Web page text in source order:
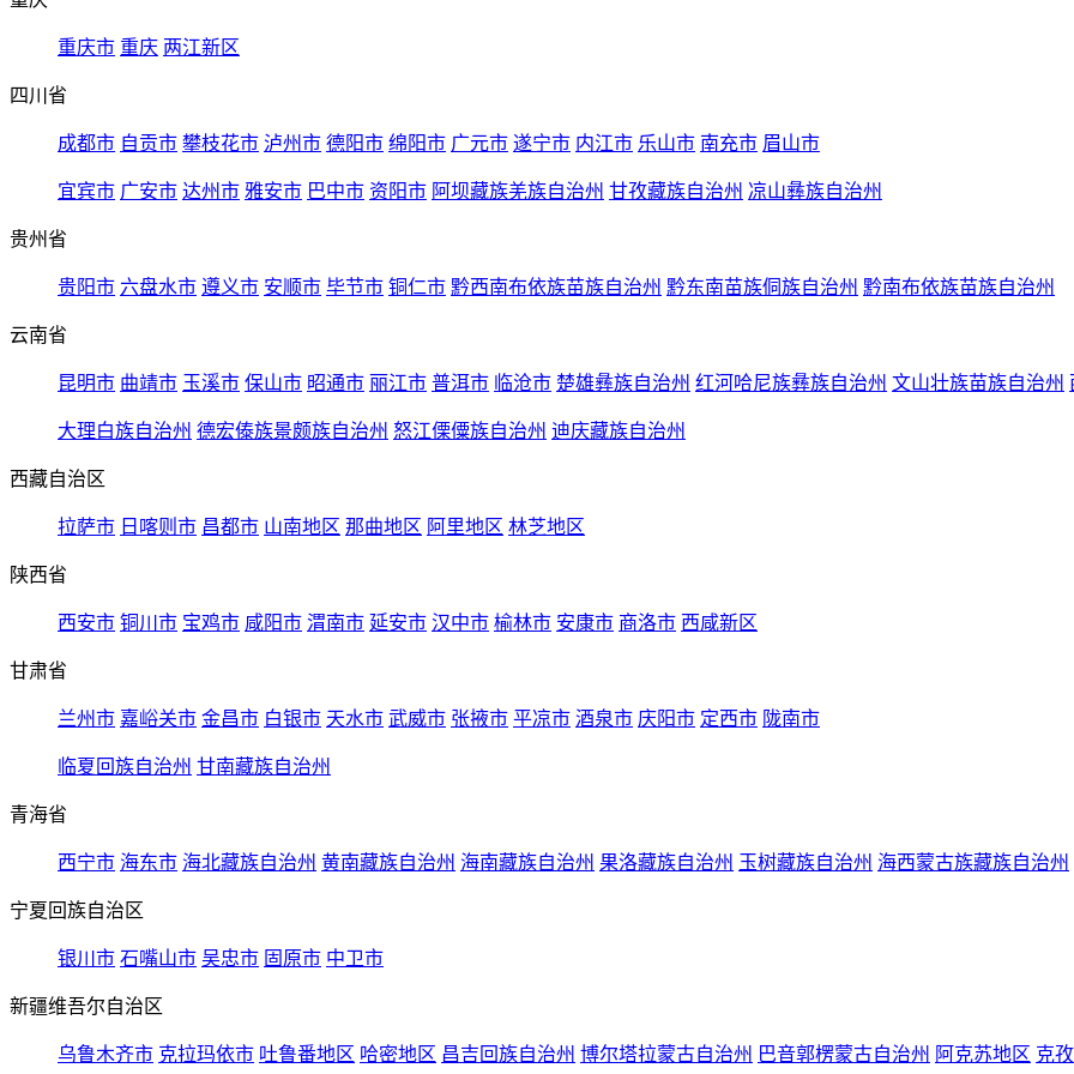
重庆市 重庆 两江新区
四川省
成都市 自贡市 攀枝花市 泸州市 德阳市 绵阳市 广元市 遂宁市 内江市 乐山市 南充市 眉山市
宜宾市 广安市 达州市 雅安市 巴中市 资阳市 阿坝藏族羌族自治州 甘孜藏族自治州 凉山彝族自治州
贵州省
贵阳市 六盘水市 遵义市 安顺市 毕节市 铜仁市 黔西南布依族苗族自治州 黔东南苗族侗族自治州 黔南布依族苗族自治州
云南省
昆明市 曲靖市 玉溪市 保山市 昭通市 丽江市 普洱市 临沧市 楚雄彝族自治州 红河哈尼族彝族自治州 文山壮族苗族自治州
大理白族自治州 德宏傣族景颇族自治州 怒江傈僳族自治州 迪庆藏族自治州
西藏自治区
拉萨市 日喀则市 昌都市 山南地区 那曲地区 阿里地区 林芝地区
陕西省
西安市 铜川市 宝鸡市 咸阳市 渭南市 延安市 汉中市 榆林市 安康市 商洛市 西咸新区
甘肃省
兰州市 嘉峪关市 金昌市 白银市 天水市 武威市 张掖市 平凉市 酒泉市 庆阳市 定西市 陇南市
临夏回族自治州 甘南藏族自治州
青海省
西宁市 海东市 海北藏族自治州 黄南藏族自治州 海南藏族自治州 果洛藏族自治州 玉树藏族自治州 海西蒙古族藏族自治州
宁夏回族自治区
银川市 石嘴山市 吴忠市 固原市 中卫市
新疆维吾尔自治区
乌鲁木齐市 克拉玛依市 吐鲁番地区 哈密地区 昌吉回族自治州 博尔塔拉蒙古自治州 巴音郭楞蒙古自治州 阿克苏地区 克